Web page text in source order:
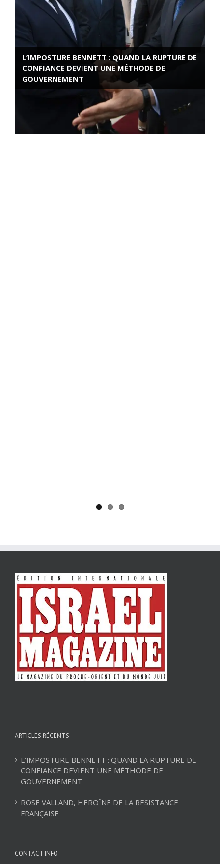
L’IMPOSTURE BENNETT : QUAND LA RUPTURE DE
CONFIANCE DEVIENT UNE MÉTHODE DE
GOUVERNEMENT
ROSE VALLAND, HEROÏNE DE LA RESISTANCE
ARTICLES RÉCENTS
L’IMPOSTURE BENNETT : QUAND LA RUPTURE DE
CONFIANCE DEVIENT UNE MÉTHODE DE
GOUVERNEMENT
ROSE VALLAND, HEROÏNE DE LA RESISTANCE
FRANÇAISE
CONTACT INFO